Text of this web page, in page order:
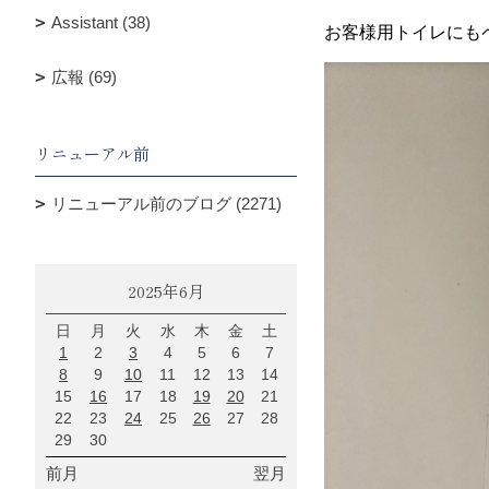
お客様用トイレにも
Assistant (38)
広報 (69)
リニューアル前
リニューアル前のブログ (2271)
2025年6月
日 月 火 水 木 金
土
1
2 3 4 5 6
7
8
9 10 11 12 13
14
15
16 17 18 19 20
21
22
23 24 25 26 27
28
29
30
前月 翌月